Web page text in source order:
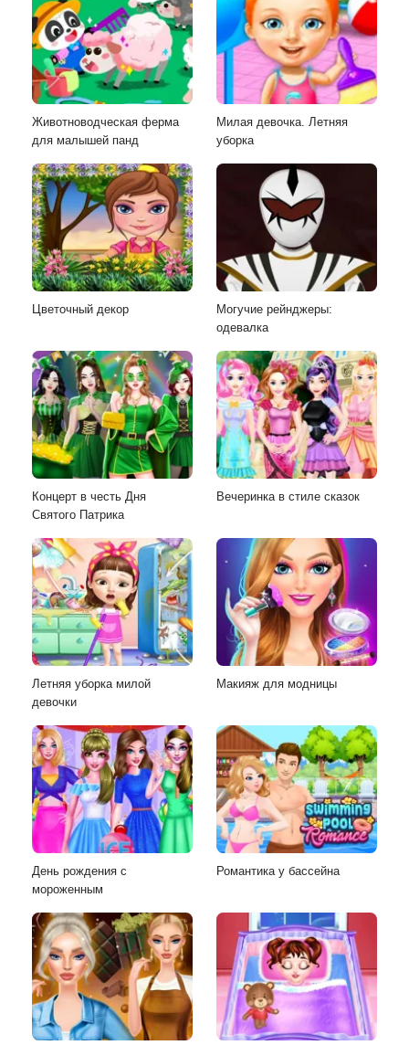
Животноводческая ферма
для малышей панд
Милая девочка. Летняя
уборка
Цветочный декор
Могучие рейнджеры:
одевалка
Концерт в честь Дня
Святого Патрика
Вечеринка в стиле сказок
Летняя уборка милой
девочки
Макияж для модницы
День рождения с
мороженным
Романтика у бассейна